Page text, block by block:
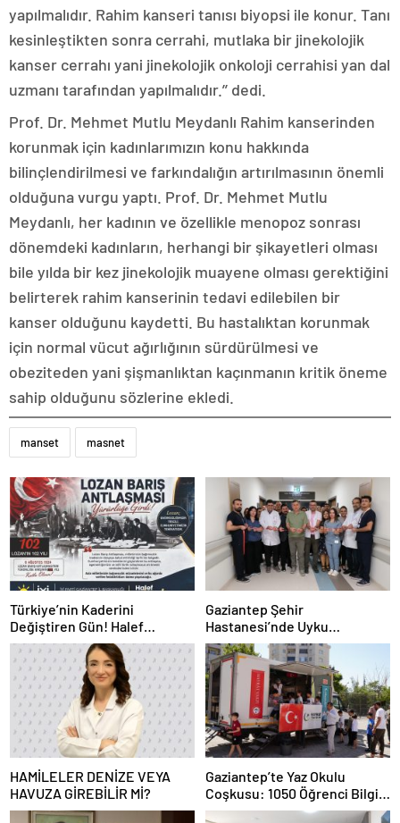
yapılmalıdır. Rahim kanseri tanısı biyopsi ile konur. Tanı
kesinleştikten sonra cerrahi, mutlaka bir jinekolojik
kanser cerrahı yani jinekolojik onkoloji cerrahisi yan dal
uzmanı tarafından yapılmalıdır.’’ dedi.
Prof. Dr. Mehmet Mutlu Meydanlı Rahim kanserinden
korunmak için kadınlarımızın konu hakkında
bilinçlendirilmesi ve farkındalığın artırılmasının önemli
olduğuna vurgu yaptı. Prof. Dr. Mehmet Mutlu
Meydanlı, her kadının ve özellikle menopoz sonrası
dönemdeki kadınların, herhangi bir şikayetleri olması
bile yılda bir kez jinekolojik muayene olması gerektiğini
belirterek rahim kanserinin tedavi edilebilen bir
kanser olduğunu kaydetti. Bu hastalıktan korunmak
için normal vücut ağırlığının sürdürülmesi ve
obeziteden yani şişmanlıktan kaçınmanın kritik öneme
sahip olduğunu sözlerine ekledi.
manset masnet
Türkiye’nin Kaderini
Değiştiren Gün! Halef
Bilgiç’ten Lozan’ın Yıl
Dönümünde Anlamlı Mesaj!
Gaziantep Şehir
Hastanesi’nde Uyku
Bozuklukları Laboratuvarı
Hizmete Açıldı
HAMİLELER DENİZE VEYA
HAVUZA GİREBİLİR Mİ?
Gaziantep’te Yaz Okulu
Coşkusu: 1050 Öğrenci Bilgi,
Değer ve Kardeşlik İkliminde